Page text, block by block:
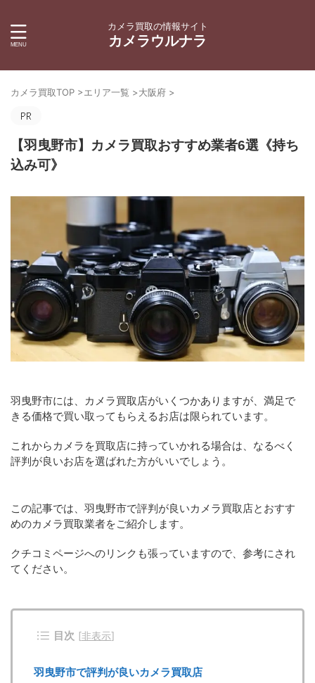
カメラ買取の情報サイト
カメラウルナラ
カメラ買取TOP >エリア一覧 >大阪府 >
【羽曳野市】カメラ買取おすすめ業者6選《持ち
込み可》
羽曳野市には、カメラ買取店がいくつかありますが、満足で
きる価格で買い取ってもらえるお店は限られています。
これからカメラを買取店に持っていかれる場合は、なるべく
評判が良いお店を選ばれた方がいいでしょう。
この記事では、羽曳野市で評判が良いカメラ買取店とおすす
めのカメラ買取業者をご紹介します。
クチコミページへのリンクも張っていますので、参考にされ
てください。
目次 [非表示]
羽曳野市で評判が良いカメラ買取店